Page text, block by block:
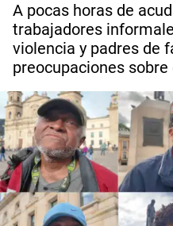
A pocas horas de
trabajadores
violencia y padres de
preocupaciones